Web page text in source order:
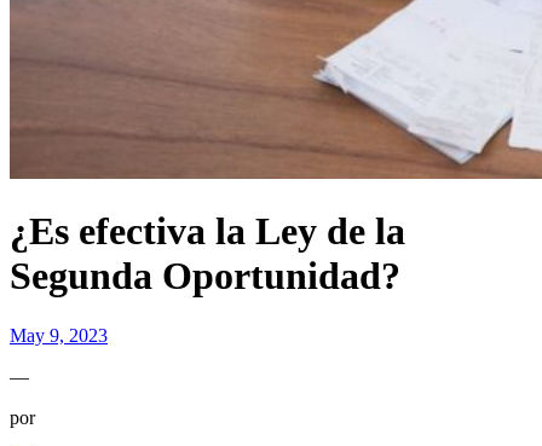
¿Es efectiva la Ley de la
Segunda Oportunidad?
May 9, 2023
—
por